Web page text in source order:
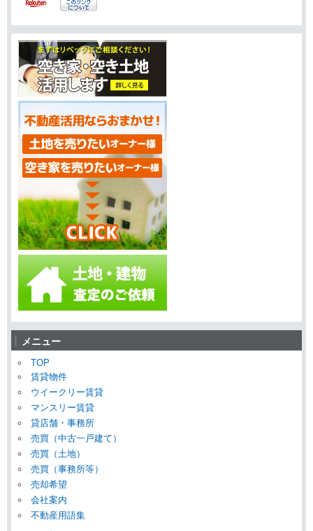
メニュー
TOP
賃貸物件
ウイークリー賃貸
マンスリー賃貸
貸店舗・事務所
売買（中古一戸建て）
売買（土地）
売買（事務所等）
売却希望
会社案内
不動産用語集